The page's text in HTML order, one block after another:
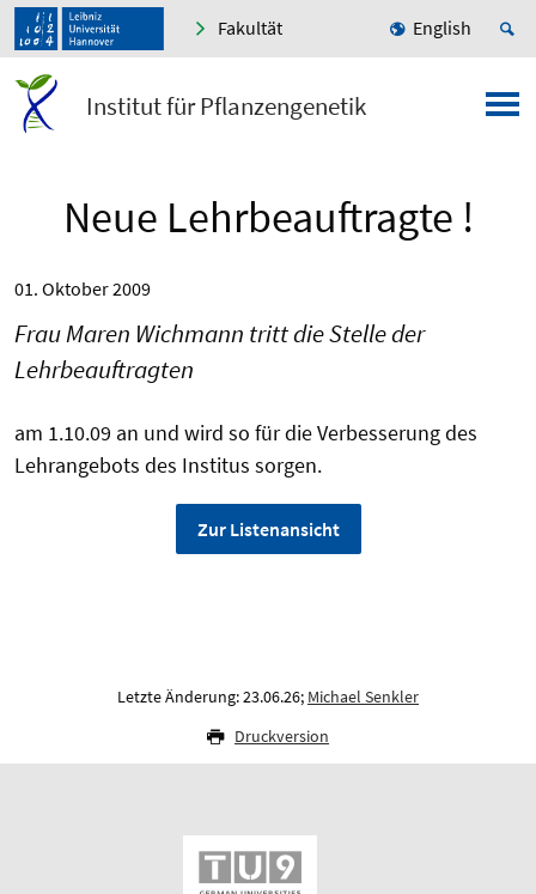
Fakultät English
Institut für Pflanzengenetik
Neue Lehrbeauftragte !
01. Oktober 2009
Frau Maren Wichmann tritt die Stelle der
Lehrbeauftragten
am 1.10.09 an und wird so für die Verbesserung des
Lehrangebots des Institus sorgen.
Zur Listenansicht
Letzte Änderung: 23.06.26; Michael Senkler
Druckversion